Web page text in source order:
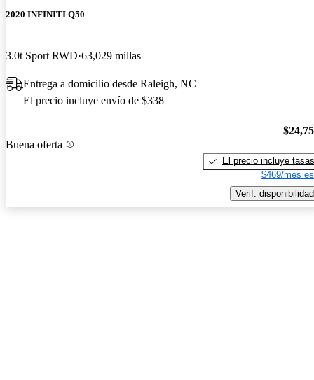
2020 INFINITI Q50
3.0t Sport RWD 63,029 millas
Entrega a domicilio desde Raleigh, NC
El precio incluye envío de $338
Buena oferta
El precio incluye tasas
$469/mes
Verif. disponibilidad